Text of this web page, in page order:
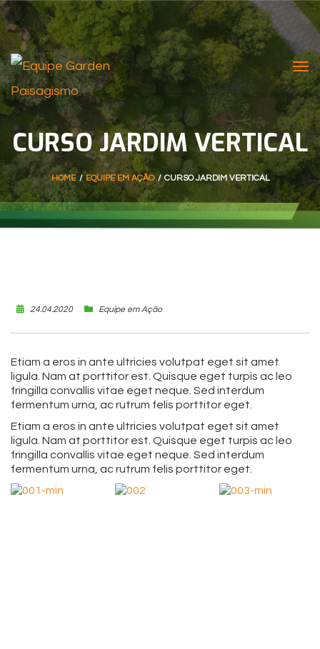
CURSO JARDIM VERTICAL
HOME / EQUIPE EM AÇÃO / CURSO JARDIM VERTICAL
24.04.2020 Equipe em Ação
Etiam a eros in ante ultricies volutpat eget sit amet
ligula. Nam at porttitor est. Quisque eget turpis ac leo
fringilla convallis vitae eget neque. Sed interdum
fermentum urna, ac rutrum felis porttitor eget.
Etiam a eros in ante ultricies volutpat eget sit amet
ligula. Nam at porttitor est. Quisque eget turpis ac leo
fringilla convallis vitae eget neque. Sed interdum
fermentum urna, ac rutrum felis porttitor eget.